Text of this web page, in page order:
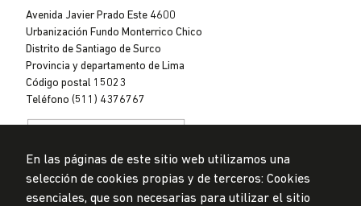
de
Lima
Avenida Javier Prado Este 4600
Urbanización Fundo Monterrico Chico
Distrito de Santiago de Surco
Provincia y departamento de Lima
Código postal 15023
Teléfono (511) 4376767
En las páginas de este sitio web utilizamos una
selección de cookies propias y de terceros: Cookies
esenciales, que son necesarias para utilizar el sitio